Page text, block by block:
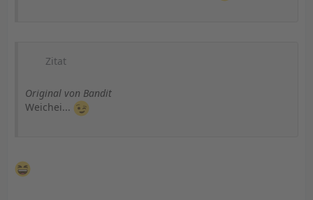
Zitat
Original von Bandit
Weichei...